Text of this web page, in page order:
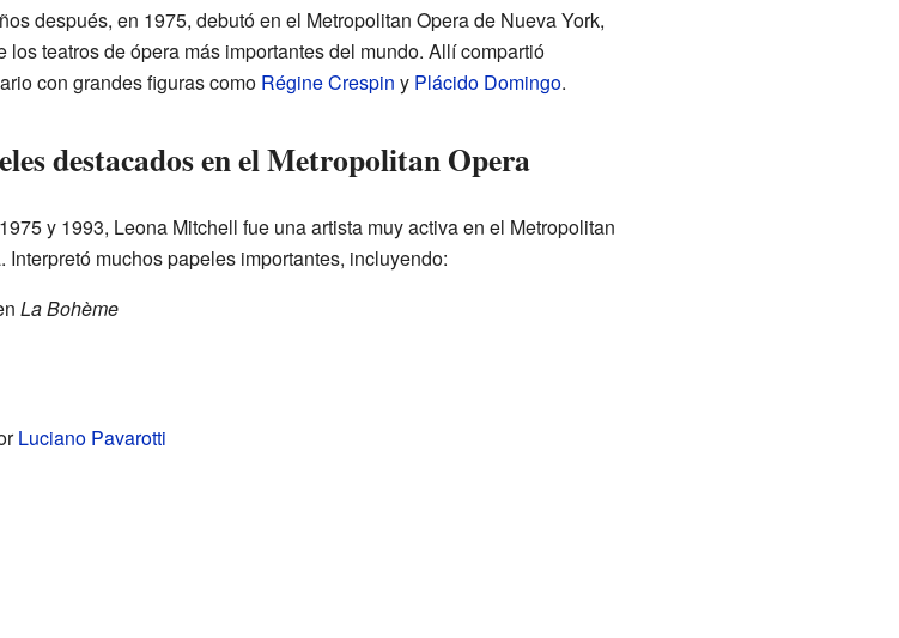
después, en 1975, debutó en el Metropolitan Opera de Nueva York,
los teatros de ópera más importantes del mundo. Allí compartió
con grandes figuras como Régine Crespin y Plácido Domingo.
destacados en el Metropolitan Opera
y 1993, Leona Mitchell fue una artista muy activa en el Metropolitan
Interpretó muchos papeles importantes, incluyendo:
La Bohème
Luciano Pavarotti